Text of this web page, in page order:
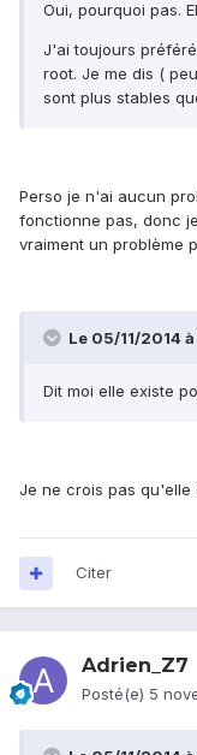
Oui, pourquoi pas.
J'ai toujours
root. Je me dis (
sont plus stables
Perso je n'ai aucun
fonctionne pas, donc
vraiment un problème
Le 05/11/2014
Dit moi elle existe
Je ne crois pas qu'elle
Citer
Adrien_Z7
Posté(e) 5